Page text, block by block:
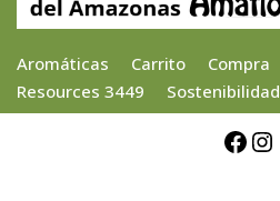
Aromáticas Carrito Compra
Resources 3449
Sostenibilidad